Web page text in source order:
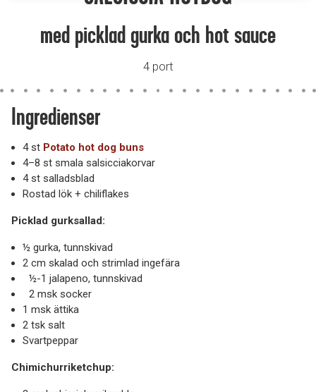
med picklad gurka och hot sauce
4 port
Ingredienser
4 st Potato hot dog buns
4–8 st smala salsicciakorvar
4 st salladsblad
Rostad lök + chiliflakes
Picklad gurksallad:
½ gurka, tunnskivad
2 cm skalad och strimlad ingefära
½-1 jalapeno, tunnskivad
2 msk socker
1 msk ättika
2 tsk salt
Svartpeppar
Chimichurriketchup: